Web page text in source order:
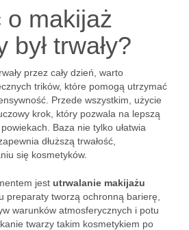
o makijaż
był trwały?
przez cały dzień, warto
trików, które pomogą utrzymać
Przede wszystkim, użycie
krok, który pozwala na lepszą
Baza nie tylko ułatwia
dłuższą trwałość,
się kosmetyków.
jest utrwalanie makijażu
preparaty tworzą ochronną barierę,
warunków atmosferycznych i potu
twarzy takim kosmetykiem po